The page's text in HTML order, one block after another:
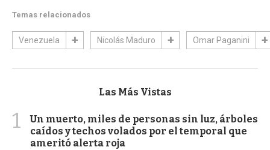
Temas relacionados
Venezuela Nicolás Maduro Omar Paganini
Las Más Vistas
1
Un muerto, miles de personas sin luz, árboles
caídos y techos volados por el temporal que
ameritó alerta roja